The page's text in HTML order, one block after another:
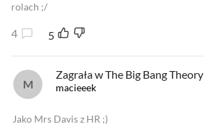
rolach ;/
4 5
Zagrała w The Big Bang Theory
macieeek
Jako Mrs Davis z HR ;)